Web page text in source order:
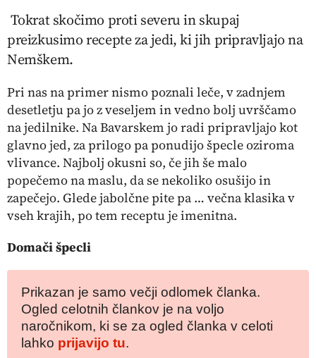
Tokrat skočimo proti severu in skupaj
preizkusimo recepte za jedi, ki jih pripravljajo na
Nemškem.
Pri nas na primer nismo poznali leče, v zadnjem
desetletju pa jo z veseljem in vedno bolj uvrščamo
na jedilnike. Na Bavarskem jo radi pripravljajo kot
glavno jed, za prilogo pa ponudijošpecleoziroma
vlivance. Najbolj okusni so, če jih še malo
popečemo na maslu, da se nekoliko osušijo in
zapečejo. Glede jabolčne pite pa … večna klasika v
vseh krajih, po tem receptu je imenitna.
Domači špecli
Prikazan je samo večji odlomek članka.
Ogled celotnih člankov je na voljo
naročnikom, ki se za ogled članka v celoti
lahko prijavijo tu.